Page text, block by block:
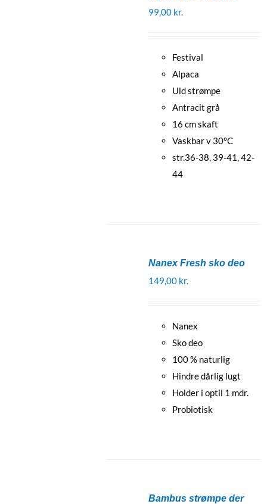
99,00 kr.
Festival
Alpaca
Uld strømpe
Antracit grå
16 cm skaft
Vaskbar v 30°C
str.36-38, 39-41, 42-
44
Nanex Fresh sko deo
149,00 kr.
Nanex
Sko deo
100 % naturlig
Hindre dårlig lugt
Holder i optil 1 mdr.
Probiotisk
Bambus strømpe der